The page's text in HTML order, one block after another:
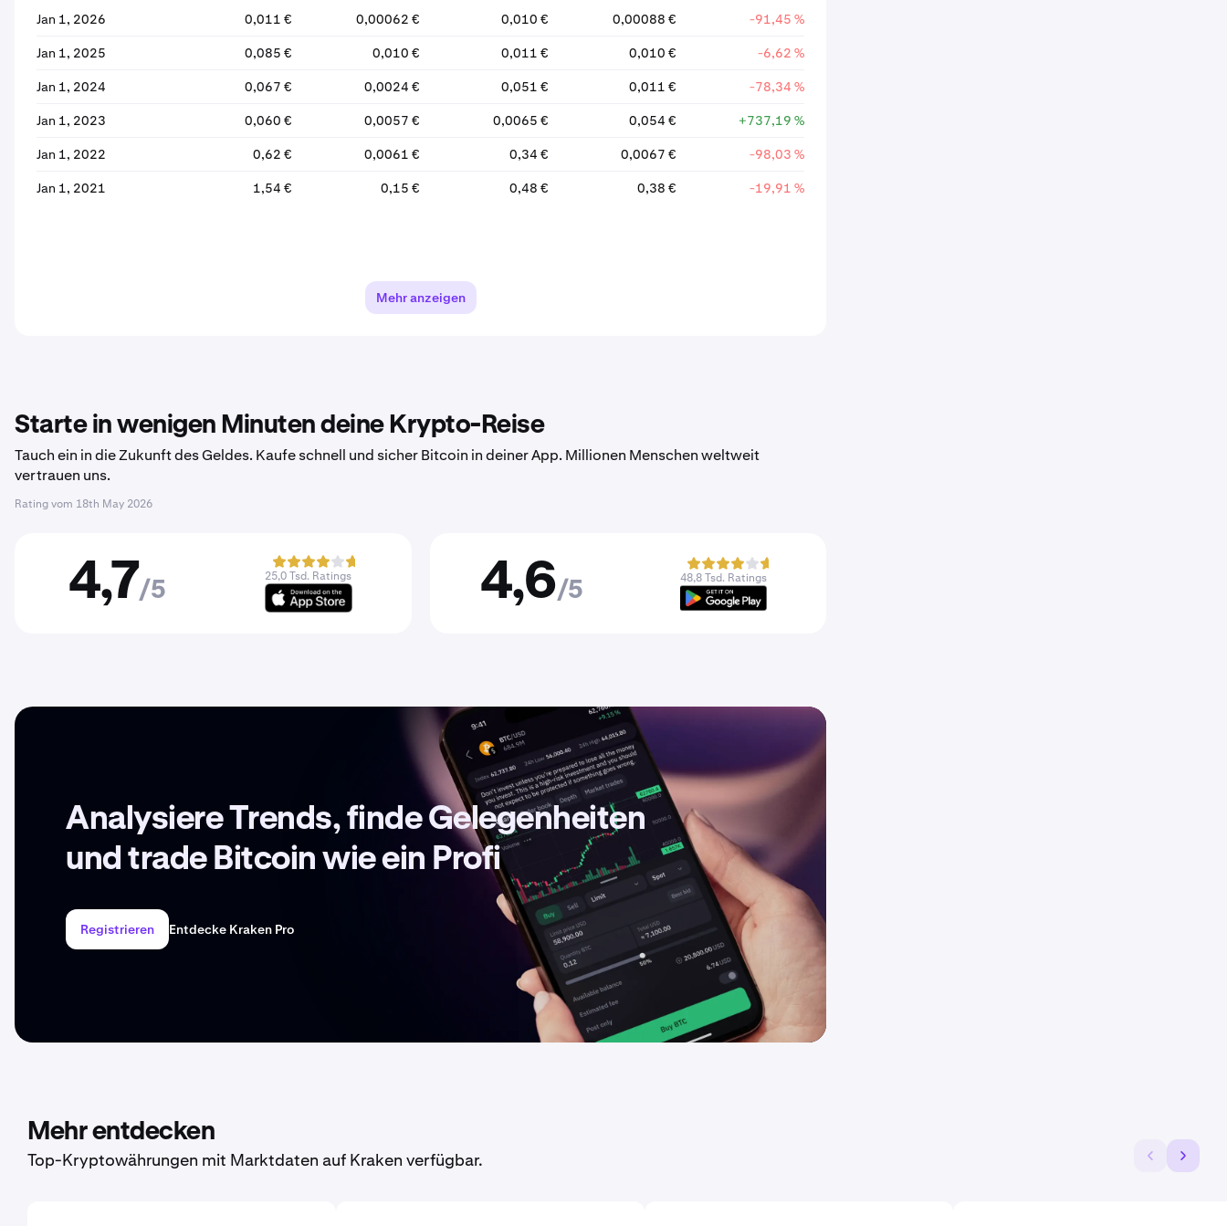
Jan 1, 2026
0,011 € 0,00062 € 0,010 € 0,00088 € -91,45 %
Jan 1, 2025 0,085 € 0,010 € 0,011 € 0,010 € -6,62 %
Jan 1, 2024 0,067 € 0,0024 € 0,051 € 0,011 € -78,34 %
Jan 1, 2023 0,060 € 0,0057 € 0,0065 € 0,054 € +737,19 %
Jan 1, 2022 0,62 € 0,0061 € 0,34 € 0,0067 € -98,03 %
Jan 1, 2021 1,54 € 0,15 € 0,48 € 0,38 € -19,91 %
Mehr anzeigen
Starte in wenigen Minuten deine Krypto-Reise
Tauch ein in die Zukunft des Geldes. Kaufe schnell und sicher Bitcoin in deiner App. Millionen Menschen weltweit
vertrauen uns.
Rating vom 18th May 2026
4,7/5
25,0 Tsd. Ratings 4,6/5
48,8 Tsd. Ratings
Analysiere Trends, finde Gelegenheiten
und trade Bitcoin wie ein Profi
Registrieren Entdecke Kraken Pro
Mehr entdecken
Top-Kryptowährungen mit Marktdaten auf Kraken verfügbar.